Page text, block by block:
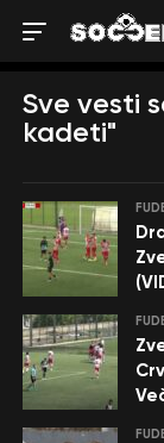
Sve vesti
kadeti"